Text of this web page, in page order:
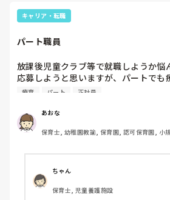
キャリア・転職
パート職員
放課後児童クラブ等で就職しようか悩
応募しようと思いますが、パートでも
るのでしょうか。配慮の必要な子ども
また、いずれパートから正規になる際
か？
療育 パート 正社員
あおな
保育士, 幼稚園教諭, 保育園, 認可保育園, 小
ちゃん
保育士, 児童養護施設